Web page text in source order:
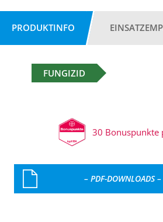
PRODUKTINFO
FUNGIZID
30 Bonuspunkte
– PDF-DOWNLOADS –